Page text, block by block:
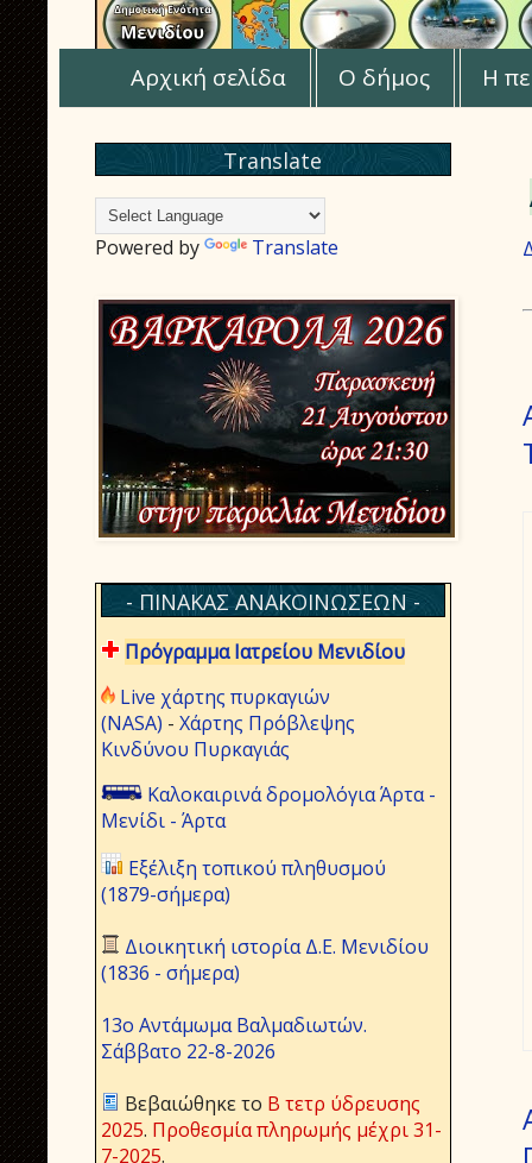
Αρχική σελίδα Ο δήμος Η
Translate
Powered by Translate
- ΠΙΝΑΚΑΣ ΑΝΑΚΟΙΝΩΣΕΩΝ -
Πρόγραμμα Ιατρείου Μενιδίου
Live χάρτης πυρκαγιών
(NASA) - Χάρτης Πρόβλεψης
Κινδύνου Πυρκαγιάς
Καλοκαιρινά δρομολόγια Άρτα -
Μενίδι - Άρτα
Εξέλιξη τοπικού πληθυσμού
(1879-σήμερα)
Διοικητική ιστορία Δ.Ε. Μενιδίου
(1836 - σήμερα)
13ο Αντάμωμα Βαλμαδιωτών.
Σάββατο 22-8-2026
Βεβαιώθηκε το Β τετρ ύδρευσης
2025. Προθεσμία πληρωμής μέχρι 31-
7-2025.